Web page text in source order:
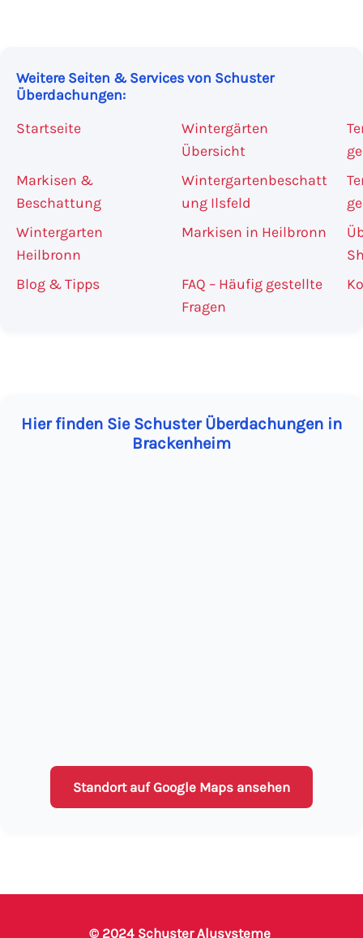
Weitere Seiten & Services von Schuster
Überdachungen:
Startseite
Wintergärten
Übersicht
Markisen &
Beschattung
Wintergartenbeschatt
ung Ilsfeld
Wintergarten
Heilbronn
Markisen in Heilbronn
Blog & Tipps
FAQ – Häufig gestellte
Fragen
Hier finden Sie Schuster Überdachungen in
Brackenheim
Standort auf Google Maps ansehen
© 2024 Schuster Alusysteme